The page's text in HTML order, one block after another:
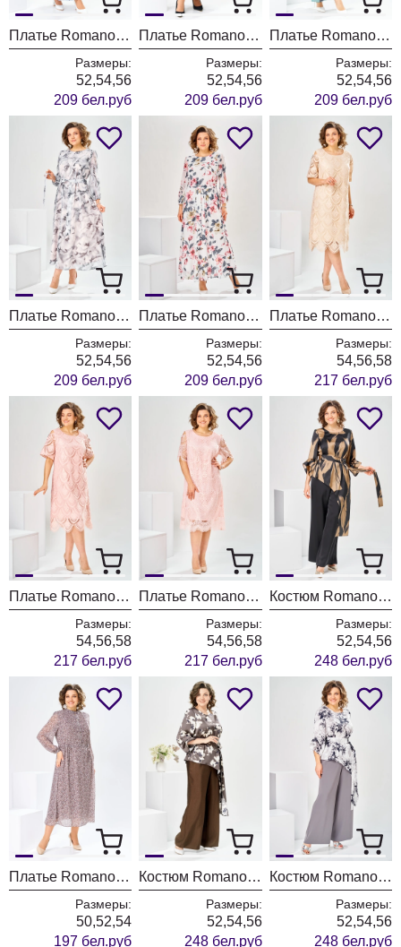
Платье Romanovich Style 1-2769 голубой
Размеры:
52,54,56
209 бел.руб
Платье Romanovich Style 1-2769 василёк
Размеры:
52,54,56
209 бел.руб
Платье Romanovich Style 1-2769 полынь
Размеры:
52,54,56
209 бел.руб
Платье Romanovich Style 1-2769 графит
Размеры:
52,54,56
209 бел.руб
Платье Romanovich Style 1-2769 красные цветы
Размеры:
52,54,56
209 бел.руб
Платье Romanovich Style 1-2181 кремовый
Размеры:
54,56,58
217 бел.руб
Платье Romanovich Style 1-2181 пудровый
Размеры:
54,56,58
217 бел.руб
Платье Romanovich Style 1-2181 розовый
Размеры:
54,56,58
217 бел.руб
Костюм Romanovich Style 2-2750 коричневый-1
Размеры:
52,54,56
248 бел.руб
Платье Romanovich Style 1-2755 коричневый
Размеры:
50,52,54
197 бел.руб
Костюм Romanovich Style 2-2750 коричневый+цветы
Размеры:
52,54,56
248 бел.руб
Костюм Romanovich Style 2-2750 графит
Размеры:
52,54,56
248 бел.руб